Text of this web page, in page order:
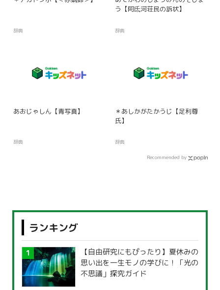
辞典
う【阿氐河荘民の訴状】
辞典
あおじゃしん【青写真】
辞典
＊あしかがたかうじ【足利尊
氏】
辞典
Recommended by
ランキング
【自由研究にもぴったり】夏休みの
思い出を一生モノの学びに！「光の
不思議」探究ガイド